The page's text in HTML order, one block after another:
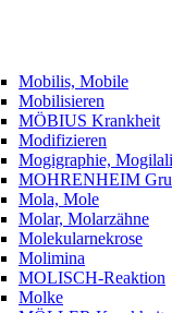
Mobilis, Mobile
Mobilisieren
MÖBIUS Krankheit
Modifizieren
Mogigraphie,
MOHRENHEIM
Mola, Mole
Molar, Molarzähne
Molekularnekrose
Molimina
MOLISCH-Reaktion
Molke